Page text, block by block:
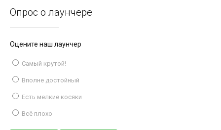
Опрос о лаунчере
Оцените наш лаунчер
Самый крутой!
Вполне достойный
Есть мелкие косяки
Всё плохо